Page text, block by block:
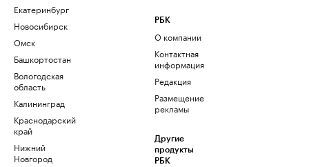
Екатеринбург
Новосибирск
Омск
Башкортостан
Вологодская
область
Калининград
Краснодарский
край
Нижний
Новгород
РБК
О компании
Контактная
информация
Редакция
Размещение
рекламы
Другие
продукты
РБК